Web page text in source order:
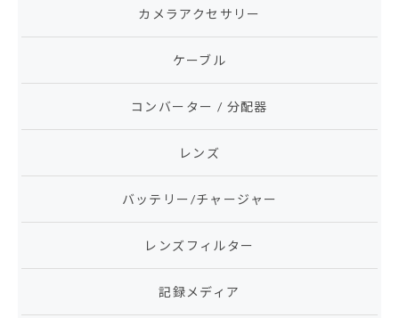
カメラアクセサリー
ケーブル
コンバーター / 分配器
レンズ
バッテリー/チャージャー
レンズフィルター
記録メディア